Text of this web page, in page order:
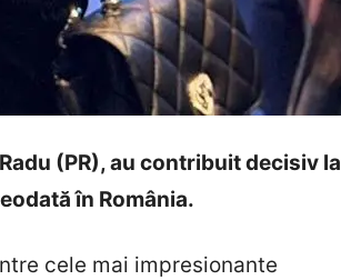
(PR), au contribuit decisiv la
în România.
cele mai impresionante